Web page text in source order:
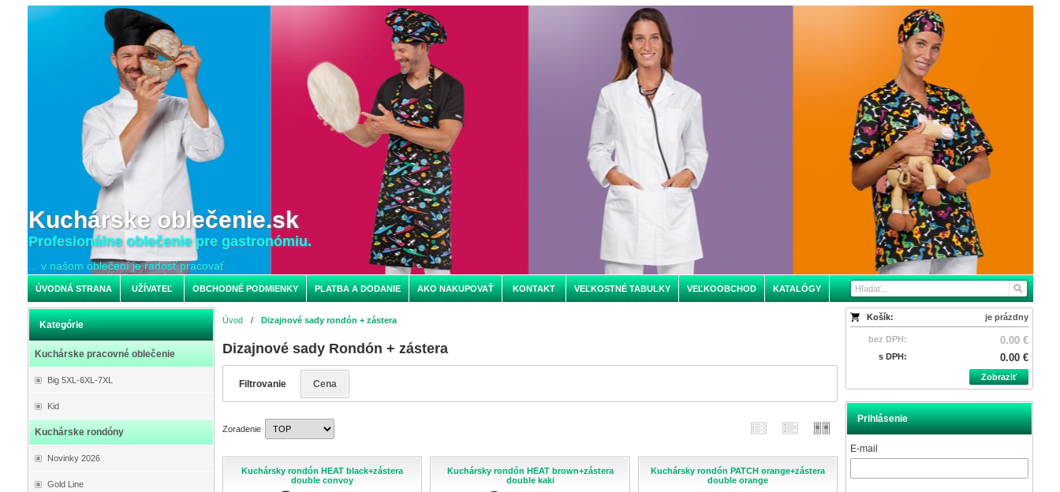
Kuchárske oblečenie.sk
Profesionálne oblečenie pre gastronómiu.
... v našom oblečení je radosť pracovať
ÚVODNÁ STRANA UŽÍVATEĽ OBCHODNÉ PODMIENKY PLATBA A DODANIE AKO NAKUPOVAŤ KONTAKT VEĽKOSTNÉ TABULKY VEĽKOOBCHOD KATALÓGY
Kategórie
Kuchárske pracovné oblečenie
Big 5XL-6XL-7XL
Kid
Kuchárske rondóny
Novinky 2026
Gold Line
Košík: je prázdny
bez DPH: 0.00 €
s DPH: 0.00 €
Zobraziť
Prihlásenie
E-mail
Úvod / Dizajnové sady rondón + zástera
Dizajnové sady Rondón + zástera
Filtrovanie Cena
Zoradenie
Kuchársky rondón HEAT black+zástera
double convoy
Kuchársky rondón HEAT brown+zástera
double kaki
Kuchársky rondón PATCH orange+zástera
double orange